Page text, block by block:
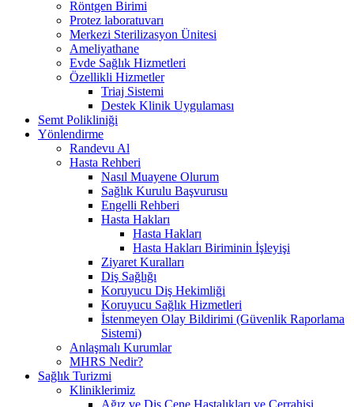
Röntgen Birimi
Protez laboratuvarı
Merkezi Sterilizasyon Ünitesi
Ameliyathane
Evde Sağlık Hizmetleri
Özellikli Hizmetler
Triaj Sistemi
Destek Klinik Uygulaması
Semt Polikliniği
Yönlendirme
Randevu Al
Hasta Rehberi
Nasıl Muayene Olurum
Sağlık Kurulu Başvurusu
Engelli Rehberi
Hasta Hakları
Hasta Hakları
Hasta Hakları Biriminin İşleyişi
Ziyaret Kuralları
Diş Sağlığı
Koruyucu Diş Hekimliği
Koruyucu Sağlık Hizmetleri
İstenmeyen Olay Bildirimi (Güvenlik Raporlama
Sistemi)
Anlaşmalı Kurumlar
MHRS Nedir?
Sağlık Turizmi
Kliniklerimiz
Ağız ve Diş Çene Hastalıkları ve Cerrahisi